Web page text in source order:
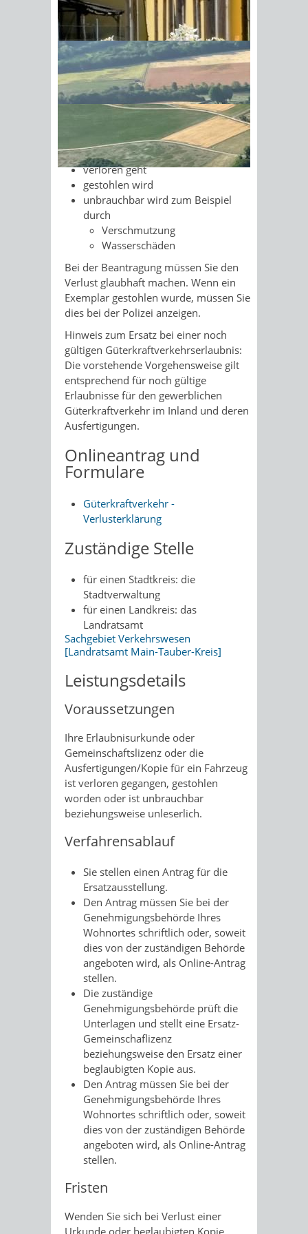
Sonnenschein am Morgen im
Ahornwald
Für den gewerblichen
Güterkraftverkehr benötigen Sie eine
Gemeinschaftslizenz.
Darüber hinaus benötigen Sie für jedes
Fahrzeug eine beglaubigte Kopie der
Gemeinschaftslizenz.
Sie müssen jede Urkunde oder
beglaubigte Kopie ersetzen lassen,
verloren geht
gestohlen wird
unbrauchbar wird zum Beispiel
durch
Verschmutzung
Wasserschäden
Bei der Beantragung müssen Sie den
Verlust glaubhaft machen. Wenn ein
Exemplar gestohlen wurde, müssen Sie
dies bei der Polizei anzeigen.
Hinweis zum Ersatz bei einer noch
gültigen Güterkraftverkehrserlaubnis:
Die vorstehende Vorgehensweise gilt
entsprechend für noch gültige
Erlaubnisse für den gewerblichen
Güterkraftverkehr im Inland und deren
Ausfertigungen.
Onlineantrag und
Formulare
Güterkraftverkehr -
Verlusterklärung
Zuständige Stelle
für einen Stadtkreis: die
Stadtverwaltung
für einen Landkreis: das
Landratsamt
Sachgebiet Verkehrswesen
[Landratsamt Main-Tauber-Kreis]
Leistungsdetails
Voraussetzungen
Ihre Erlaubnisurkunde oder
Gemeinschaftslizenz oder die
Ausfertigungen/Kopie für ein Fahrzeug
ist verloren gegangen, gestohlen
worden oder ist unbrauchbar
beziehungsweise unleserlich.
Verfahrensablauf
Sie stellen einen Antrag für die
Ersatzausstellung.
Den Antrag müssen Sie bei der
Genehmigungsbehörde Ihres
Wohnortes schriftlich oder, soweit
dies von der zuständigen Behörde
angeboten wird, als Online-Antrag
stellen.
Die zuständige
Genehmigungsbehörde prüft die
Unterlagen und stellt eine Ersatz-
Gemeinschaflizenz
beziehungsweise den Ersatz einer
beglaubigten Kopie aus.
Den Antrag müssen Sie bei der
Genehmigungsbehörde Ihres
Wohnortes schriftlich oder, soweit
dies von der zuständigen Behörde
angeboten wird, als Online-Antrag
stellen.
Fristen
Wenden Sie sich bei Verlust einer
Urkunde oder beglaubigten Kopie